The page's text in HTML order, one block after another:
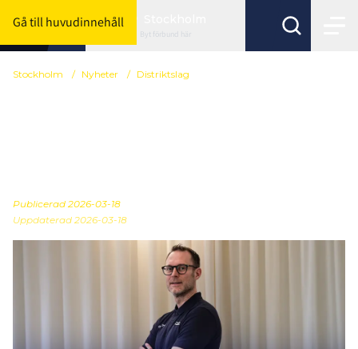
Gå till huvudinnehåll
Byt förbund här
Stockholm / Nyheter / Distriktslag
Publicerad 2026-03-18
Uppdaterad 2026-03-18